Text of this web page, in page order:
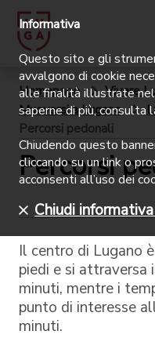
Homepage
Vivere
Muoversi a Lugano
Percorsi pedonali
Percorsi
Il centro di Lugano
piedi e si attraversa
minuti, mentre i
punto di interesse
minuti.
Informativa
Questo sito e gli
avvalgono di cookie
alle finalità illustrate
saperne di più, consulta
Chiudendo questo
cliccando su un link o
acconsenti all’uso dei
Chiudi